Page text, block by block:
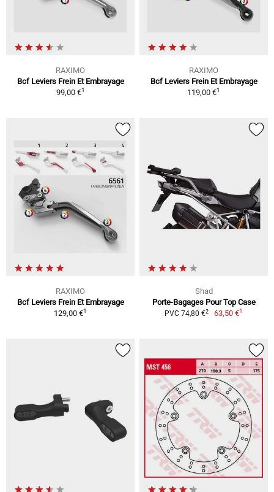
RAXIMO
Bcf Leviers Frein Et Embrayage
99,00 €1
RAXIMO
Bcf Leviers Frein Et Embrayage
119,00 €1
RAXIMO
Bcf Leviers Frein Et Embrayage
129,00 €1
Shad
Porte-Bagages Pour Top Case
PVC 74,80 €2 63,50 €1